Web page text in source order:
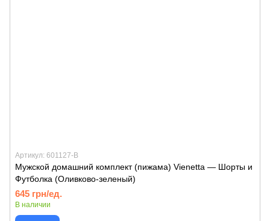
Артикул: 601127-B
Мужской домашний комплект (пижама) Vienetta — Шорты и
Футболка (Оливково-зеленый)
645 грн/ед.
В наличии